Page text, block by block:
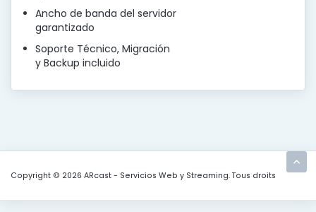
Ancho de banda del servidor
garantizado
Soporte Técnico, Migración
y Backup incluido
Copyright © 2026 ARcast - Servicios Web y Streaming. Tous droits